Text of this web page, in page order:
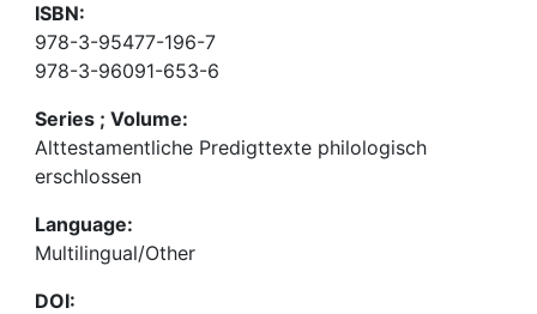
ISBN:
978-3-95477-196-7
978-3-96091-653-6
Series ; Volume:
Alttestamentliche Predigttexte philologisch
erschlossen
Language:
Multilingual/Other
DOI: